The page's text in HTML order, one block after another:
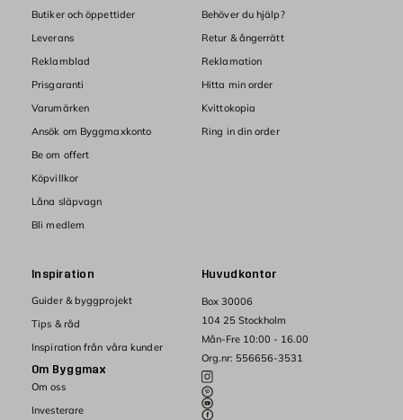
Huvudkontor
Box 30006
104 25 Stockholm
Mån-Fre 10:00 - 16.00
Org.nr: 556656-3531
Butiker och öppettider
Leverans
Reklamblad
Prisgaranti
Varumärken
Ansök om Byggmaxkonto
Be om offert
Köpvillkor
Låna släpvagn
Bli medlem
Behöver du hjälp?
Retur & ångerrätt
Reklamation
Hitta min order
Kvittokopia
Ring in din order
Inspiration
Guider & byggprojekt
Tips & råd
Inspiration från våra kunder
Om Byggmax
Om oss
Investerare